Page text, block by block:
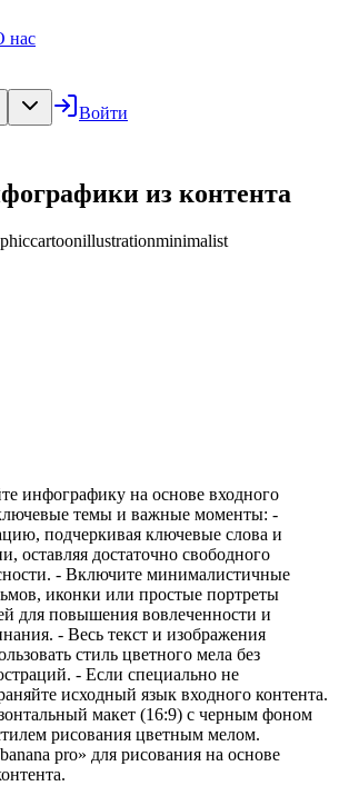
нас
Войти
из контента
cartoonillustrationminimalist
инфографику на основе входного
темы и важные моменты: -
подчеркивая ключевые слова и
оставляя достаточно свободного
- Включите минималистичные
иконки или простые портреты
для повышения вовлеченности и
- Весь текст и изображения
стиль цветного мела без
- Если специально не
исходный язык входного контента.
макет (16:9) с черным фоном
рисования цветным мелом.
pro» для рисования на основе